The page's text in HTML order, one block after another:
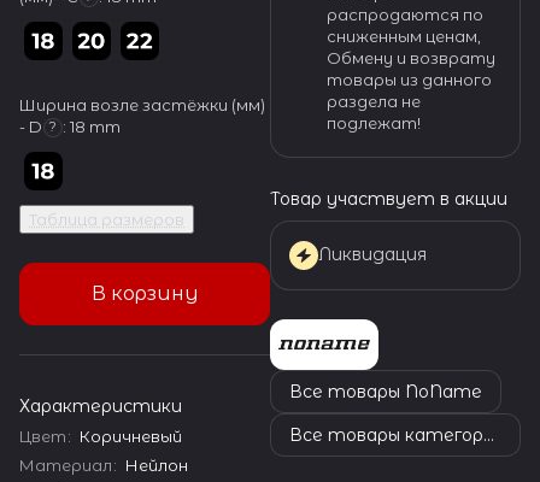
Ширина возле застёжки (мм)
- D ? : 18 mm
Таблица размеров
В корзину
Характеристики
Цвет: Коричневый
Материал: Нейлон
распродаются по
сниженным ценам,
Обмену и возврату
товары из данного
раздела не
подлежат!
Товар участвует в акции
Ликвидация
Все товары NoName
Все товары категории